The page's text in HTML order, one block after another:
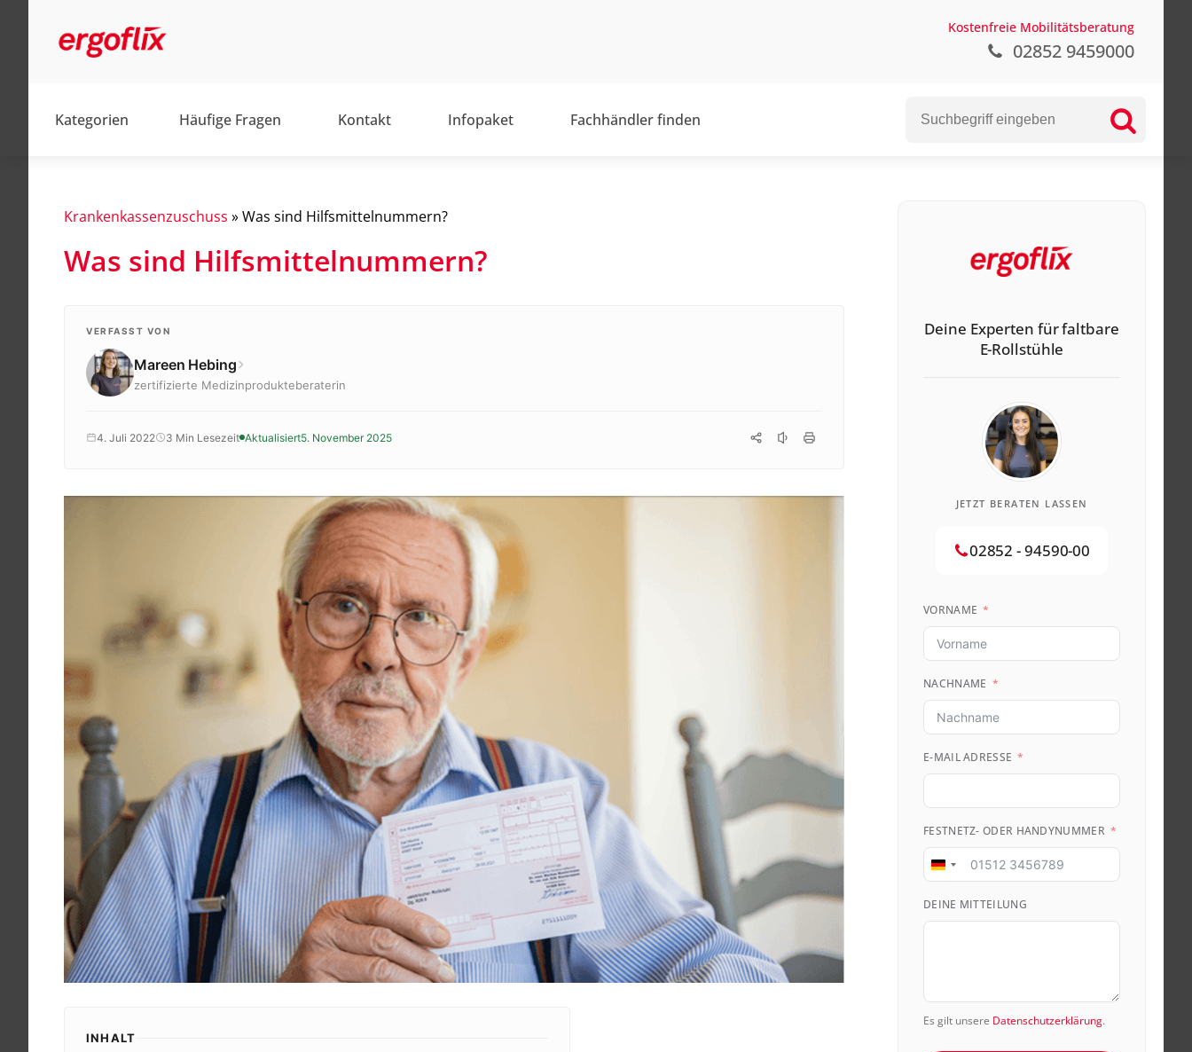
Kostenfreie Mobilitätsberatung
02852 9459000
Kategorien Häufige Fragen Kontakt Infopaket Fachhändler finden
Alltag
Elektromobile
Elektrorollstühle
Krankenkassenzuschuss
Krankheitsbilder
Krankenkassenzuschuss »Was sind Hilfsmittelnummern?
Was sind Hilfsmittelnummern?
VERFASST VON
Mareen Hebing
zertifizierte Medizinprodukteberaterin
4. Juli 2022 3 Min Lesezeit Aktualisiert5. November 2025
INHALT
Deine Experten für faltbare
E-Rollstühle
JETZT BERATEN LASSEN
02852 - 94590-00
VORNAME
NACHNAME
E-MAIL ADRESSE
FESTNETZ- ODER HANDYNUMMER
Germany
DEINE MITTEILUNG
Es gilt unsere Datenschutzerklärung.